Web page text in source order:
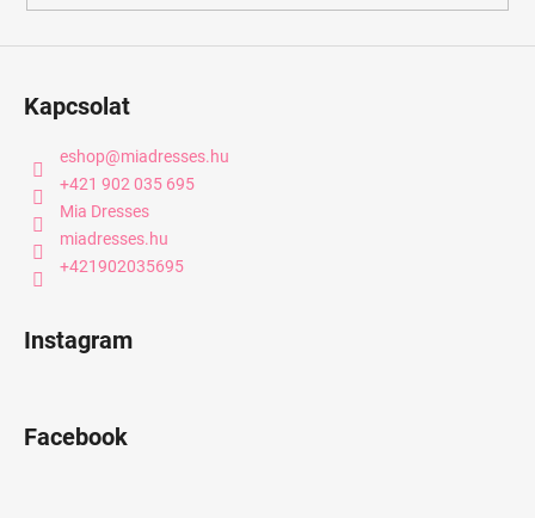
Kapcsolat
eshop@miadresses.hu
+421 902 035 695
Mia Dresses
miadresses.hu
+421902035695
Instagram
Facebook